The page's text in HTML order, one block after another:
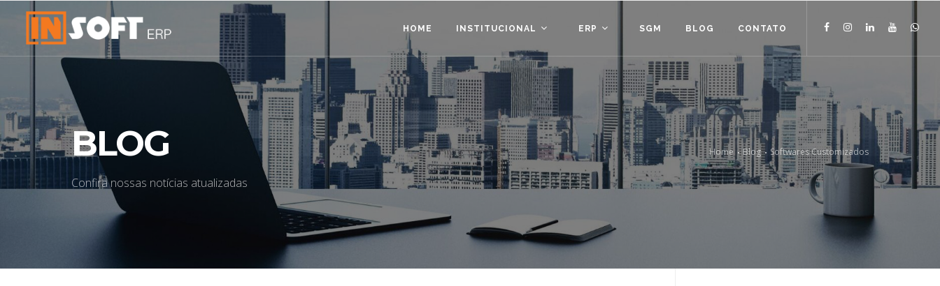
HOME INSTITUCIONAL ERP SGM BLOG CONTATO
BLOG
Confira nossas notícias atualizadas
Home Blog Softwares Customizados